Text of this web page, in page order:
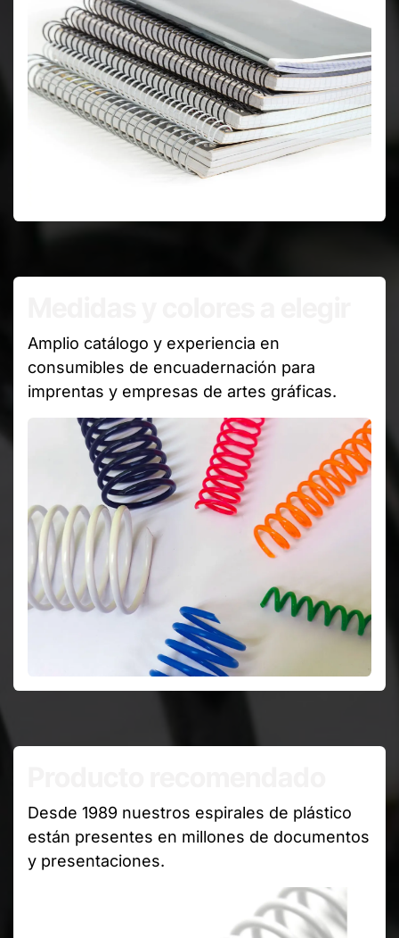
Amplio catálogo y experiencia en
consumibles de encuadernación para
imprentas y empresas de artes gráficas.
Desde 1989 nuestros espirales de plástico
están presentes en millones de documentos
y presentaciones.